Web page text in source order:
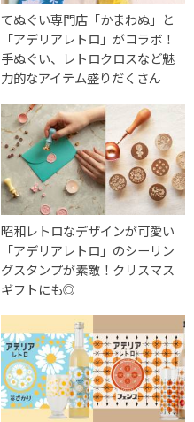
てぬぐい専門店「かまわぬ」と
「アデリアレトロ」がコラボ！
手ぬぐい、レトロクロスなど魅
力的なアイテム盛りだくさん
昭和レトロなデザインが可愛い
「アデリアレトロ」のシーリン
グスタンプが素敵！クリスマス
ギフトにも◎